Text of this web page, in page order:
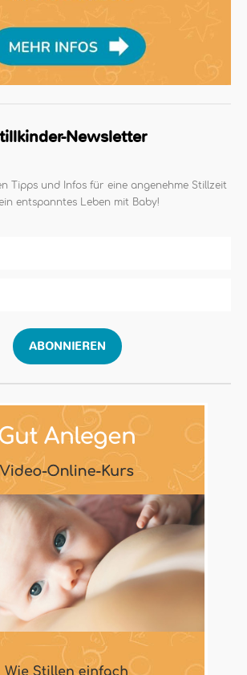
Newsletter
Tipps und Infos für eine angenehme Stillzeit
entspanntes Leben mit Baby!
ABONNIEREN